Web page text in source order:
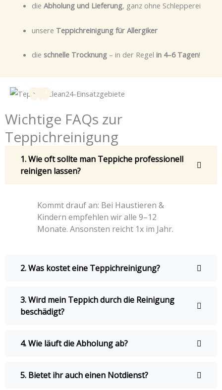
die Abholung und Lieferung, ganz ohne Schlepperei
unsere Teppichreinigung für Allergiker
die schnelle Trocknung– in der Regel in 4–6 Tagen!
Wichtige FAQs zur
Teppichreinigung
1. Wie oft sollte man Teppiche professionell
reinigen lassen?
Kommt drauf an: Bei Haustieren &
Kindern empfehlen wir alle 9–12
Monate. Ansonsten reicht 1x im Jahr.
2. Was kostet eine Teppichreinigung?
3. Wird mein Teppich durch die Reinigung
beschädigt?
4. Wie läuft die Abholung ab?
5. Bietet ihr auch einen Notdienst?